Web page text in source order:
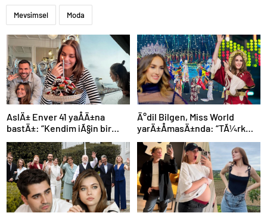
Mevsimsel Moda
AslÄ± Enver 41 yaÅÄ±na
bastÄ±: “Kendim iÃ§in bir
dileÄim yok”
Ä°dil Bilgen, Miss World
yarÄ±ÅmasÄ±nda: “TÃ¼rk
bayraÄÄ±nÄ±
dalgalandÄ±rmak Ã§ok
Ã¶zeldi”